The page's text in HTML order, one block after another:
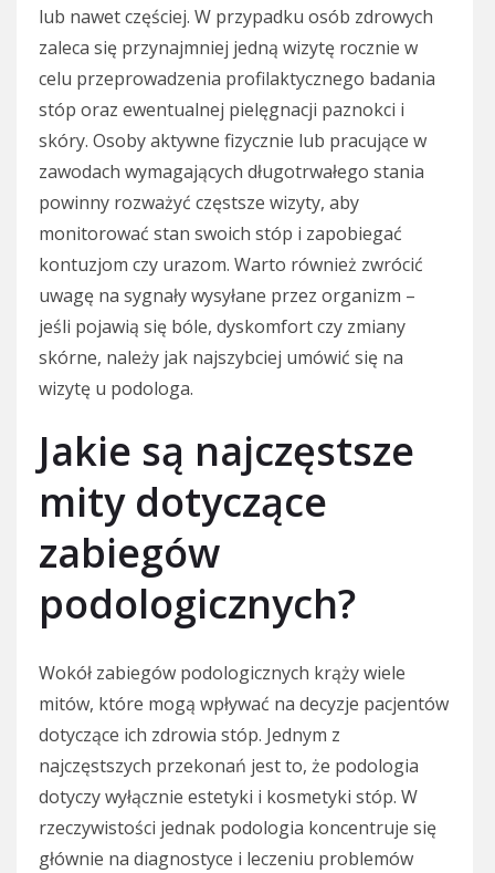
lub nawet częściej. W przypadku osób zdrowych
zaleca się przynajmniej jedną wizytę rocznie w
celu przeprowadzenia profilaktycznego badania
stóp oraz ewentualnej pielęgnacji paznokci i
skóry. Osoby aktywne fizycznie lub pracujące w
zawodach wymagających długotrwałego stania
powinny rozważyć częstsze wizyty, aby
monitorować stan swoich stóp i zapobiegać
kontuzjom czy urazom. Warto również zwrócić
uwagę na sygnały wysyłane przez organizm –
jeśli pojawią się bóle, dyskomfort czy zmiany
skórne, należy jak najszybciej umówić się na
wizytę u podologa.
Jakie są najczęstsze
mity dotyczące
zabiegów
podologicznych?
Wokół zabiegów podologicznych krąży wiele
mitów, które mogą wpływać na decyzje pacjentów
dotyczące ich zdrowia stóp. Jednym z
najczęstszych przekonań jest to, że podologia
dotyczy wyłącznie estetyki i kosmetyki stóp. W
rzeczywistości jednak podologia koncentruje się
głównie na diagnostyce i leczeniu problemów